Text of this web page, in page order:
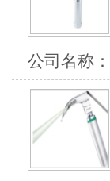
公司名称：